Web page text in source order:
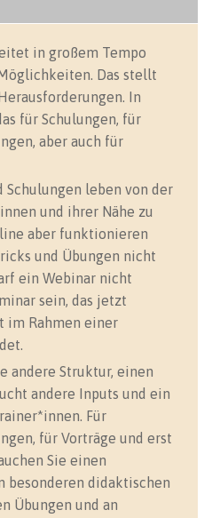
in großem Tempo
Das stellt
In
für Schulungen, für
aber auch für
Schulungen leben von der
und ihrer Nähe zu
aber funktionieren
und Übungen nicht
ein Webinar nicht
sein, das jetzt
im Rahmen einer
andere Struktur, einen
andere Inputs und ein
Für
für Vorträge und erst
Sie einen
besonderen didaktischen
Übungen und an